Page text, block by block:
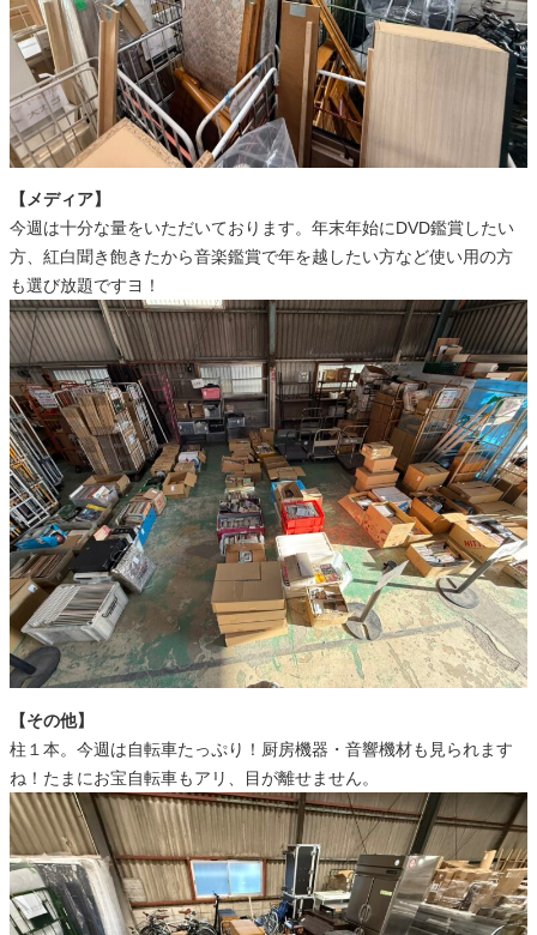
【メディア】
今週は十分な量をいただいております。年末年始にDVD鑑賞したい
方、紅白聞き飽きたから音楽鑑賞で年を越したい方など使い用の方
も選び放題ですヨ！
【その他】
柱１本。今週は自転車たっぷり！厨房機器・音響機材も見られます
ね！たまにお宝自転車もアリ、目が離せません。